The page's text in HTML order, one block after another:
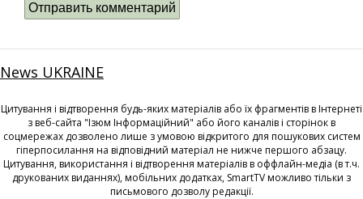
News UKRAINE
Цитування і відтворення будь-яких матеріалів або їх фрагментів в Інтернеті
з веб-сайта "Ізюм Інформаційний" або його каналів і сторінок в
соцмережах дозволено лише з умовою відкритого для пошукових систем
гіперпосилання на відповідний матеріал не нижче першого абзацу.
Цитування, використання і відтворення матеріалів в оффлайн-медіа (в т.ч.
друкованих виданнях), мобільних додатках, SmartTV можливо тільки з
письмового дозволу редакції.